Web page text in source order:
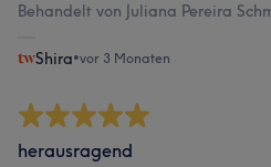
Behandelt von Juliana Pereira
Shira•vor 3 Monaten
herausragend